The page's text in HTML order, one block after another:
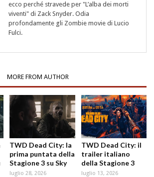
ecco perché stravede per "L’alba dei morti
viventi" di Zack Snyder. Odia
profondamente gli Zombie movie di Lucio
Fulci.
MORE FROM AUTHOR
TWD Dead City: la
prima puntata della
Stagione 3 su Sky
luglio 28, 2026
TWD Dead City: il
trailer italiano
della Stagione 3
luglio 13, 2026